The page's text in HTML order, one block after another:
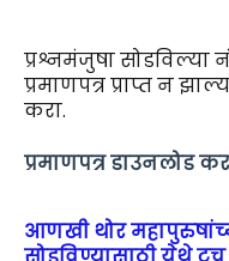
प्रश्नमंजुषा
प्रमाणपत्र प्राप्त न
करा.
प्रमाणपत्र डाउनलोड
आणखी थोर